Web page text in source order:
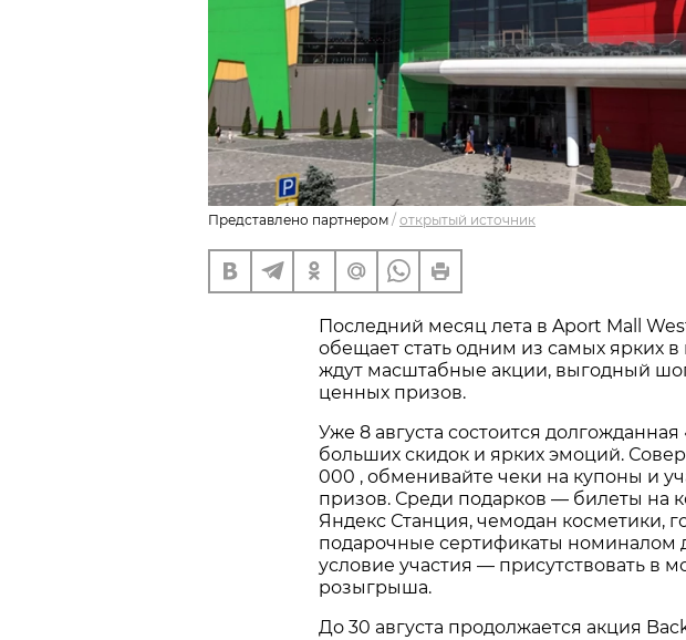
Представлено партнером / открытый источник
Последний месяц лета в Aport Mall
обещает стать одним из самых ярких в
ждут масштабные акции, выгодный
ценных призов.
Уже 8 августа состоится
больших скидок и ярких эмоций.
000 , обменивайте чеки на купоны и
призов. Среди подарков — билеты на
Яндекс Станция, чемодан косметики,
подарочные сертификаты номиналом
условие участия — присутствовать в
розыгрыша.
До 30 августа продолжается акция